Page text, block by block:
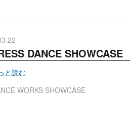
DANCE SHOWCASE
と読む
WORKS SHOWCASE